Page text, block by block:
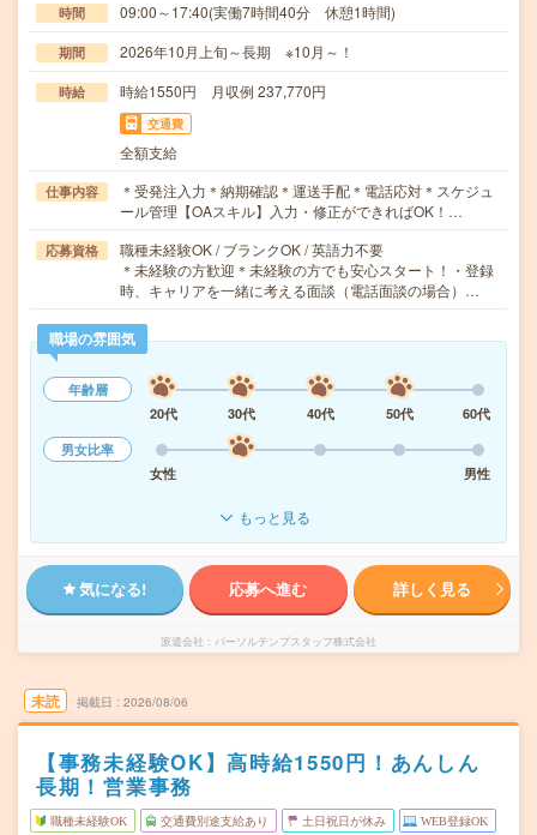
時間 09:00～17:40(実働7時間40分 休憩1時間)
期間 2026年10月上旬～長期 ※10月～！
時給 時給1550円 月収例 237,770円
交通費
全額支給
仕事内容
＊受発注入力＊納期確認＊運送手配＊電話応対＊スケジュ
ール管理【OAスキル】入力・修正ができればOK！…
応募資格
職種未経験OK / ブランクOK / 英語力不要
＊未経験の方歓迎＊未経験の方でも安心スタート！・登録
時、キャリアを一緒に考える面談（電話面談の場合）…
職場の雰囲気
年齢層
20代
30代 40代 50代
60代
男女比率
女性
男性
もっと見る
気になる! 応募へ進む 詳しく見る
派遣会社 パーソルテンプスタッフ株式会社
未読 掲載日 2026/08/06
【事務未経験OK】高時給1550円！あんしん
長期！営業事務
職種未経験OK 交通費別途支給あり 土日祝日が休み WEB登録OK